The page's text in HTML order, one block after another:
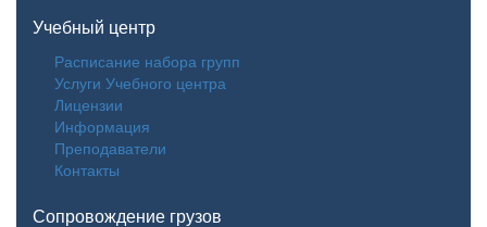
Учебный центр
Расписание набора групп
Услуги Учебного центра
Лицензии
Информация
Преподаватели
Контакты
Сопровождение грузов